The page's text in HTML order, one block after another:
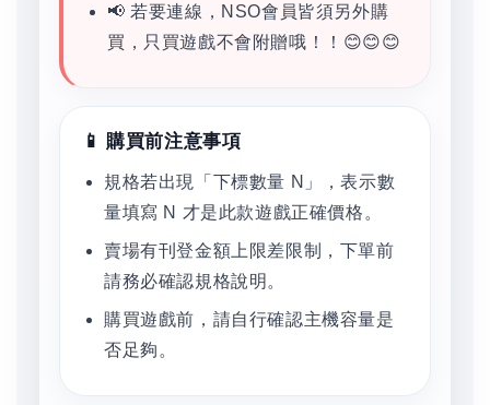
📢 若要連線，NSO會員皆須另外購
買，只買遊戲不會附贈哦！！😊😊😊
📱 購買前注意事項
規格若出現「下標數量 N」，表示數
量填寫 N 才是此款遊戲正確價格。
賣場有刊登金額上限差限制，下單前
請務必確認規格說明。
購買遊戲前，請自行確認主機容量是
否足夠。